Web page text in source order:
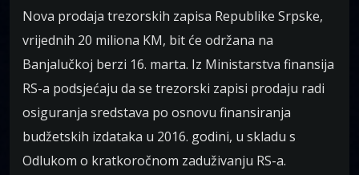
Nova prodaja trezorskih zapisa Republike Srpske,
vrijednih 20 miliona KM, bit će održana na
Banjalučkoj berzi 16. marta. Iz Ministarstva finansija
RS-a podsjećaju da se trezorski zapisi prodaju radi
osiguranja sredstava po osnovu finansiranja
budžetskih izdataka u 2016. godini, u skladu s
Odlukom o kratkoročnom zaduživanju RS-a.